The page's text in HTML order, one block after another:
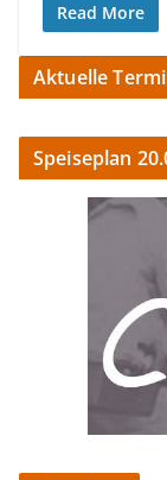
Read More
Aktuelle
Speiseplan